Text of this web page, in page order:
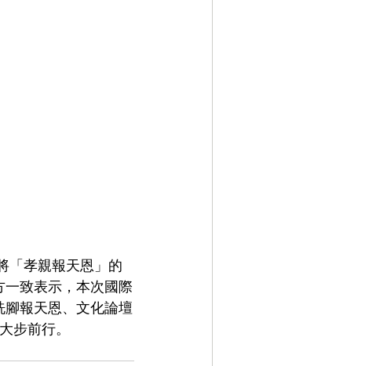
「孝親報天恩」的
致表示，本次國際
報天恩、文化論壇
步前行。